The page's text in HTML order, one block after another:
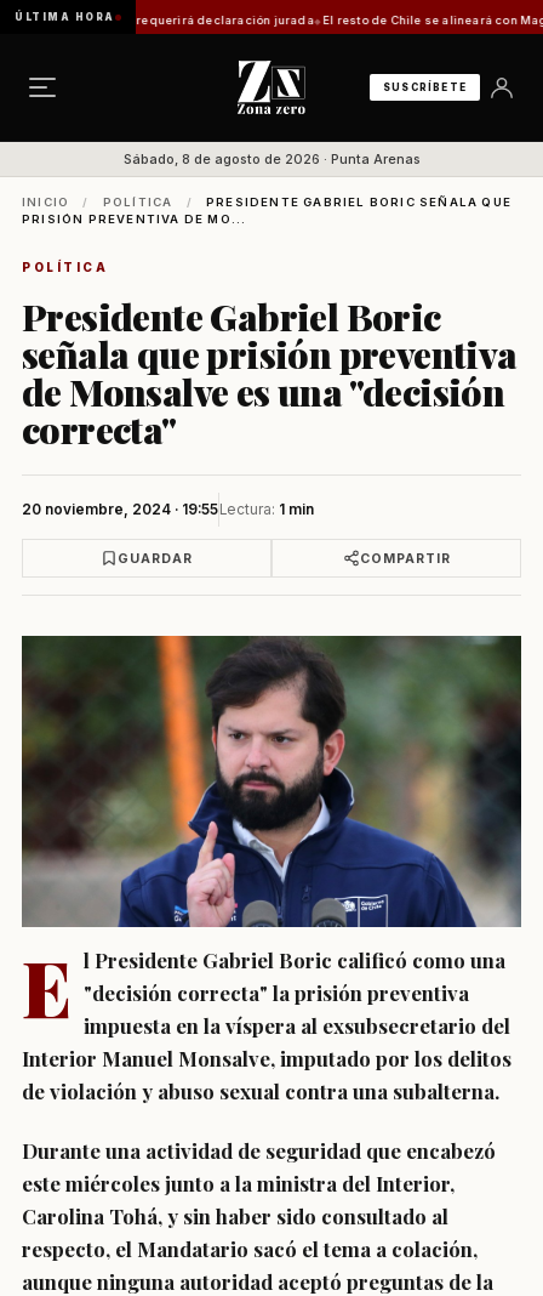
ÚLTIMA HORA
trámite requerirá declaración jurada El resto de Chile se alineará con
SUSCRÍBETE
Sábado, 8 de agosto de 2026 · Punta Arenas
INICIO / POLÍTICA /
PRESIDENTE GABRIEL BORIC SEÑALA QUE
PRISIÓN PREVENTIVA DE MO...
POLÍTICA
Presidente Gabriel Boric
señala que prisión preventiva
de Monsalve es una "decisión
correcta"
20 noviembre, 2024 · 19:55Lectura: 1 min
GUARDAR COMPARTIR
E l Presidente Gabriel Boric calificó como una
"decisión correcta" la prisión preventiva
impuesta en la víspera al exsubsecretario del
Interior Manuel Monsalve, imputado por los delitos
de violación y abuso sexual contra una subalterna.
Durante una actividad de seguridad que encabezó
este miércoles junto a la ministra del Interior,
Carolina Tohá,y sin haber sido consultado al
respecto, el Mandatario sacó el tema a colación,
aunque ninguna autoridad aceptó preguntas de la